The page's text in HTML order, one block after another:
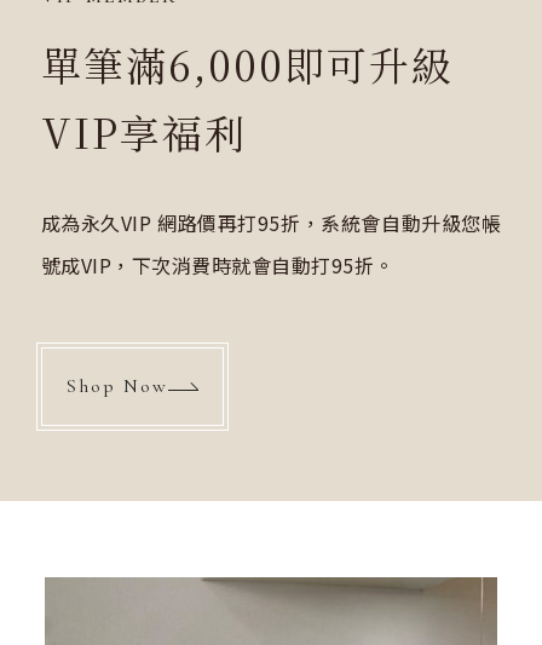
單筆滿6,000即可升級
VIP享福利
成為永久VIP 網路價再打95折，系統會自動升級您帳
號成VIP，下次消費時就會自動打95折。
Shop Now